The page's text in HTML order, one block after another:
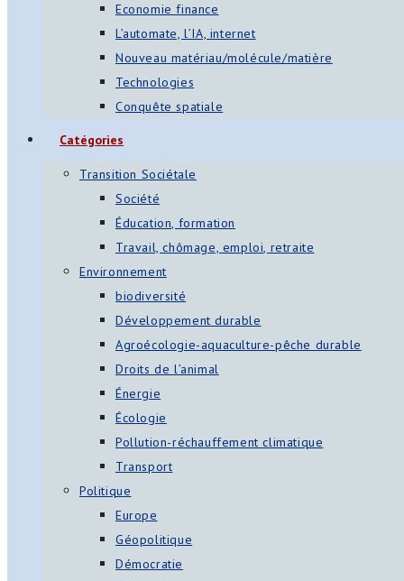
Economie finance
L’automate, l’IA, internet
Nouveau matériau/molécule/matière
Technologies
Conquête spatiale
Catégories
Transition Sociétale
Société
Éducation, formation
Travail, chômage, emploi, retraite
Environnement
biodiversité
Développement durable
Agroécologie-aquaculture-pêche durable
Droits de l’animal
Énergie
Écologie
Pollution-réchauffement climatique
Transport
Politique
Europe
Géopolitique
Démocratie